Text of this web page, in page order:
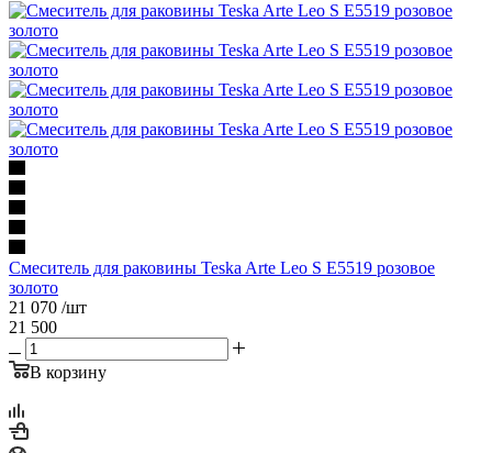
Смеситель для раковины Teska Arte Leo S E5519 розовое
золото
21 070 /шт
21 500
В корзину